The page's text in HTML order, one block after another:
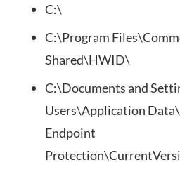
C:\
C:\Program
Shared\HWID\
C:\Documents and
Users\Application
Endpoint